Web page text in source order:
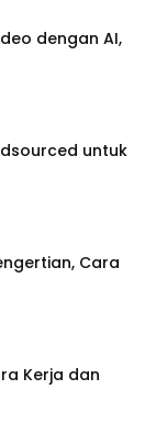
dengan AI,
untuk
Cara
Kerja dan